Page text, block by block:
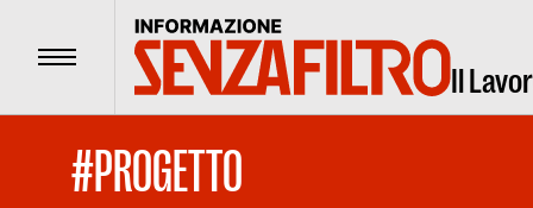
Menu Il
#PROGETTO